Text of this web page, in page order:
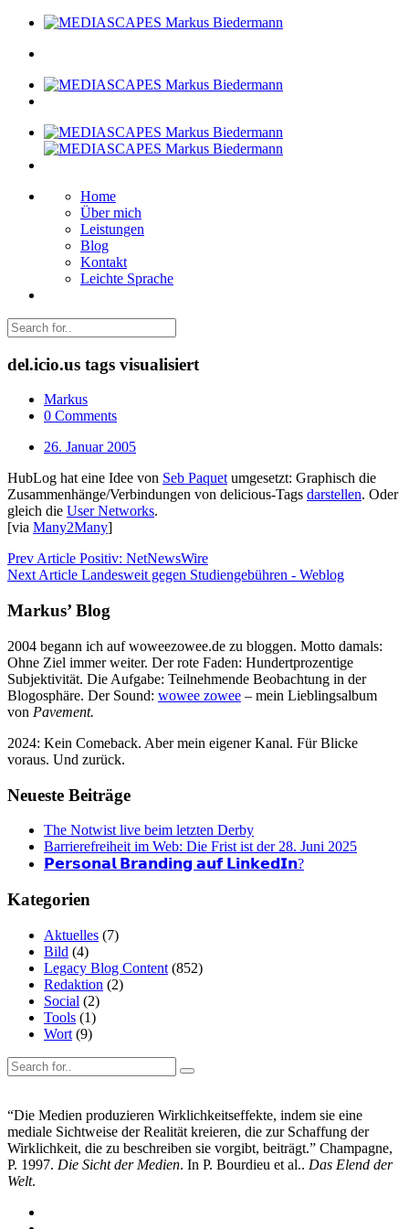
Home
Über mich
Leistungen
Blog
Kontakt
Leichte Sprache
del.icio.us tags visualisiert
Markus
0 Comments
26. Januar 2005
HubLog hat eine Idee von Seb Paquetumgesetzt: Graphisch die
Zusammenhänge/Verbindungen von delicious-Tags darstellen. Oder
gleich die User Networks.
[via Many2Many]
Prev Article Positiv: NetNewsWire
Next Article Landesweit gegen Studiengebühren - Weblog
Markus’ Blog
2004 begann ich auf woweezowee.de zu bloggen. Motto damals:
Ohne Ziel immer weiter. Der rote Faden: Hundertprozentige
Subjektivität. Die Aufgabe: Teilnehmende Beobachtung in der
Blogosphäre. Der Sound: wowee zowee – mein Lieblingsalbum
von Pavement.
2024: Kein Comeback. Aber mein eigener Kanal. Für Blicke
voraus. Und zurück.
Neueste Beiträge
The Notwist live beim letzten Derby
Barrierefreiheit im Web: Die Frist ist der 28. Juni 2025
𝗣𝗲𝗿𝘀𝗼𝗻𝗮𝗹 𝗕𝗿𝗮𝗻𝗱𝗶𝗻𝗴 𝗮𝘂𝗳 𝗟𝗶𝗻𝗸𝗲𝗱𝗜𝗻?
Kategorien
Aktuelles (7)
Bild (4)
Legacy Blog Content (852)
Redaktion (2)
Social (2)
Tools (1)
Wort (9)
“Die Medien produzieren Wirklichkeitseffekte, indem sie eine
mediale Sichtweise der Realität kreieren, die zur Schaffung der
Wirklichkeit, die zu beschreiben sie vorgibt, beiträgt.” Champagne,
P. 1997. Die Sicht der Medien. In P. Bourdieu et al.. Das Elend der
Welt.